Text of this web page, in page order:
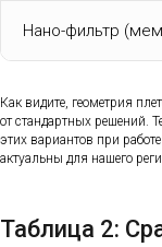
Нано-фильтр
Как видите, геометрия
от стандартных решений.
этих вариантов при
актуальны для нашего
Таблица 2: